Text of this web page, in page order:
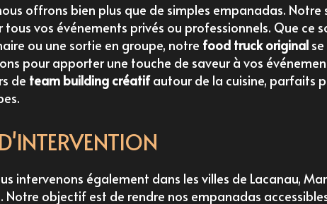
offrons bien plus que de simples empanadas. Notre
vos événements privés ou professionnels. Que ce
ou une sortie en groupe, notre food truck original
pour apporter une touche de saveur à vos
de team building créatifautour de la cuisine, parfaits
intervenons également dans les villes de Lacanau,
Notre objectif est de rendre nos empanadas